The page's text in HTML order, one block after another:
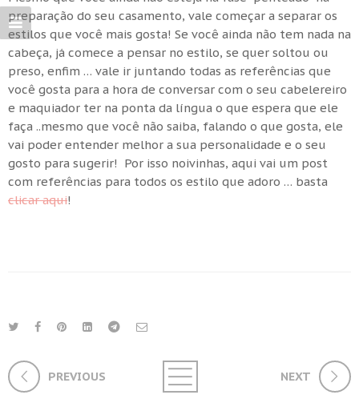
preparação do seu casamento, vale começar a separar os
estilos que você mais gosta! Se você ainda não tem nada na
cabeça, já comece a pensar no estilo, se quer soltou ou
preso, enfim … vale ir juntando todas as referências que
você gosta para a hora de conversar com o seu cabelereiro
e maquiador ter na ponta da língua o que espera que ele
faça ..mesmo que você não saiba, falando o que gosta, ele
vai poder entender melhor a sua personalidade e o seu
gosto para sugerir! Por isso noivinhas, aqui vai um post
com referências para todos os estilo que adoro … basta
clicar aqui!
PREVIOUS NEXT